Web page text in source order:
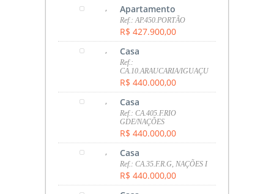
, Apartamento
Ref.: AP.450.PORTÃO
R$ 427.900,00
, Casa
Ref.:
CA.10.ARAUCARIA/IGUAÇU
R$ 440.000,00
, Casa
Ref.: CA.405.F.RIO
GDE/NAÇÕES
R$ 440.000,00
, Casa
Ref.: CA.35.F.R.G, NAÇÕES I
R$ 440.000,00